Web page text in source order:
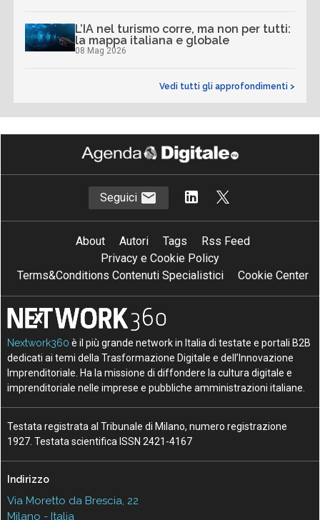
L’IA nel turismo corre, ma non per tutti:
la mappa italiana e globale
08 Mag 2026
Vedi tutti gli approfondimenti >
Seguici
About Autori Tags
Rss Feed
Privacy e Cookie Policy
Terms&Conditions Contenuti Specialistici
Cookie Center
Nextwork360 è il più grande network in Italia di testate e portali B2B
dedicati ai temi della Trasformazione Digitale e dell’Innovazione
Imprenditoriale. Ha la missione di diffondere la cultura digitale e
imprenditoriale nelle imprese e pubbliche amministrazioni italiane.
Testata registrata al Tribunale di Milano, numero registrazione
1927. Testata scientifica ISSN 2421-4167
Indirizzo
Via Moretto da Brescia, 22
Milano - Italia